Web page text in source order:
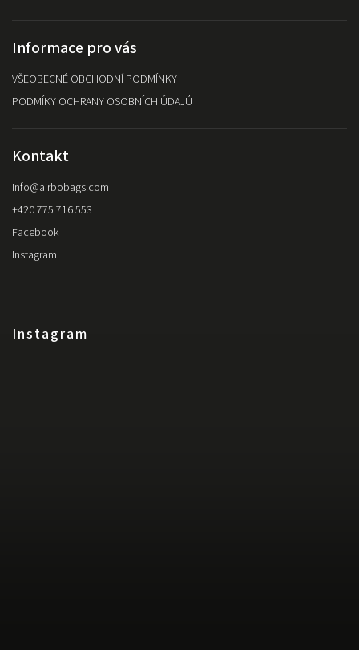
Informace pro vás
VŠEOBECNÉ OBCHODNÍ PODMÍNKY
PODMÍKY OCHRANY OSOBNÍCH ÚDAJŮ
Kontakt
info@airbobags.com
+420 775 716 553
Facebook
Instagram
Instagram